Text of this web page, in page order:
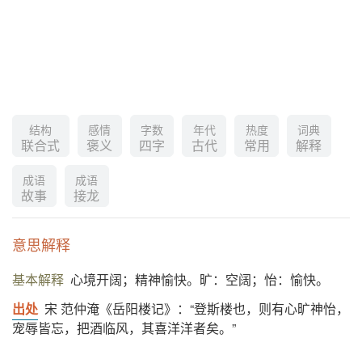
结构
联合式
感情
褒义
字数
四字
年代
古代
热度
常用
词典
解释
成语
故事
成语
接龙
意思解释
基本解释 心境开阔；精神愉快。旷：空阔；怡：愉快。
出处 宋 范仲淹《岳阳楼记》：“登斯楼也，则有心旷神怡，
宠辱皆忘，把酒临风，其喜洋洋者矣。”